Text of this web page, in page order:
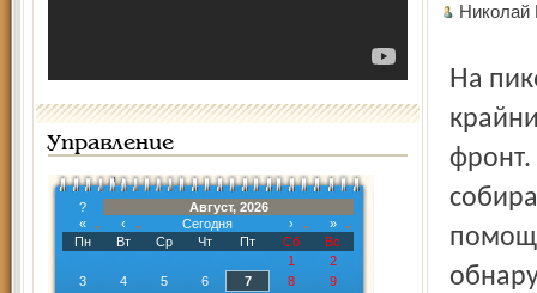
Управление
?
Август, 2026
«
‹ Сегодня ›
»
Пн
Вт Ср Чт Пт Сб
Вс
1
2
3
4 5 6 7 8
9
На пике перестройки Стародубцева поддерживали